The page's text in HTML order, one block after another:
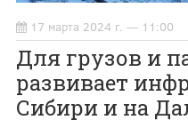
17 марта 2024 г. — 11:00
Для грузов и
развивает
Сибири и на